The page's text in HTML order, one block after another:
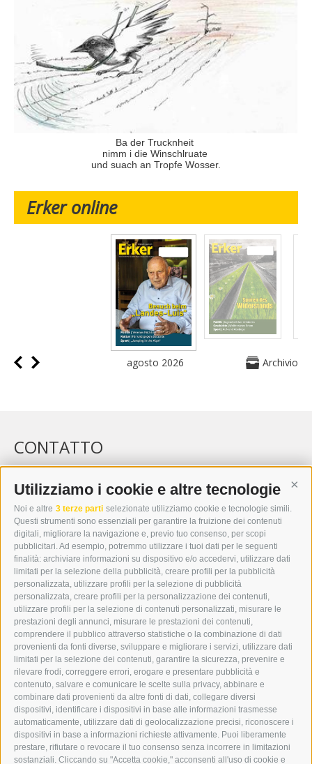
Utilizziamo i cookie e altre tecnologie
Noi e altre 3 terze parti selezionate utilizziamo cookie e tecnologie simili.
Questi strumenti sono essenziali per garantire la fruizione dei contenuti
digitali, migliorare la navigazione e, previo tuo consenso, per scopi
pubblicitari. Ad esempio, potremmo utilizzare i tuoi dati per le seguenti
finalità: archiviare informazioni su dispositivo e/o accedervi, utilizzare dati
limitati per la selezione della pubblicità, creare profili per la pubblicità
personalizzata, utilizzare profili per la selezione di pubblicità
personalizzata, creare profili per la personalizzazione dei contenuti,
utilizzare profili per la selezione di contenuti personalizzati, misurare le
prestazioni degli annunci, misurare le prestazioni dei contenuti,
comprendere il pubblico attraverso statistiche o la combinazione di dati
provenienti da fonti diverse, sviluppare e migliorare i servizi, utilizzare dati
limitati per la selezione dei contenuti, garantire la sicurezza, prevenire e
rilevare frodi, correggere errori, erogare e presentare pubblicità e
contenuto, salvare e comunicare le scelte sulla privacy, abbinare e
combinare dati provenienti da altre fonti di dati, collegare diversi
dispositivi, identificare i dispositivi in base alle informazioni trasmesse
automaticamente, utilizzare dati di geolocalizzazione precisi, riconoscere i
dispositivi in base a informazioni richieste attivamente. Puoi liberamente
prestare, rifiutare o revocare il tuo consenso senza incorrere in limitazioni
sostanziali. Cliccando su "Accetta cookie," acconsenti all'uso di cookie e
Ba der Trucknheit
nimm i die Winschlruate
und suach an Tropfe Wosser.
Erker online
agosto 2026 Archivio
CONTATTO
WIPP-MEDIA GMBH
DER ERKER
I-39049 VIPITENO
TEL.: +39 0472 766876
GRAFIK@DERERKER.IT
INFO@DERERKER.IT
BARBARA.FONTANA@DERERKER.IT
ERKER
PUBBLICITÀ NELL’ERKER
PUBBLICITÀ ONLINE
ADDEBITO DIRETTO SEPA
REGOLAMENTO COMMENTI
ONLINE VOTING
SERVICE
EVENTI